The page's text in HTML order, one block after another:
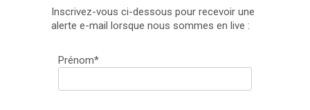
Inscrivez-vous ci-dessous pour recevoir une
alerte e-mail lorsque nous sommes en live :
Prénom*